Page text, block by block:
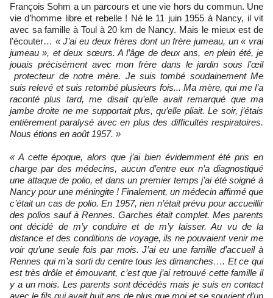
François Sohm a un parcours et une vie hors du commun. Une
vie d’homme libre et rebelle ! Né le 11 juin 1955 à Nancy, il vit
avec sa famille à Toul à 20 km de Nancy. Mais le mieux est de
l’écouter… « J’ai eu deux frères dont un frère jumeau, un « vrai
jumeau », et deux sœurs. A l’âge de deux ans, en plein été, je
jouais précisément avec mon frère dans le jardin sous l’œil
protecteur de notre mère. Je suis tombé soudainement Me
suis relevé et suis retombé plusieurs fois... Ma mère, qui me l’a
raconté plus tard, me disait qu’elle avait remarqué que ma
jambe droite ne me supportait plus, qu’elle pliait. Le soir, j’étais
entièrement paralysé avec en plus des difficultés respiratoires.
Nous étions en août 1957. »
« A cette époque, alors que j’ai bien évidemment été pris en
charge par des médecins, aucun d’entre eux n’a diagnostiqué
une attaque de polio, et dans un premier temps j’ai été soigné à
Nancy pour une méningite ! Finalement, un médecin affirmé que
c’était un cas de polio. En 1957, rien n’était prévu pour accueillir
des polios sauf à Rennes. Garches était complet. Mes parents
ont décidé de m’y conduire et de m’y laisser. Au vu de la
distance et des conditions de voyage, ils ne pouvaient venir me
voir qu’une seule fois par mois. J’ai eu une famille d’accueil à
Rennes qui m’a sorti du centre tous les dimanches…. Et ce qui
est très drôle et émouvant, c’est que j’ai retrouvé cette famille il
y a un mois. Les parents sont décédés mais je suis en contact
avec le fils qui avait huit ans de plus que moi et se souvient d’un